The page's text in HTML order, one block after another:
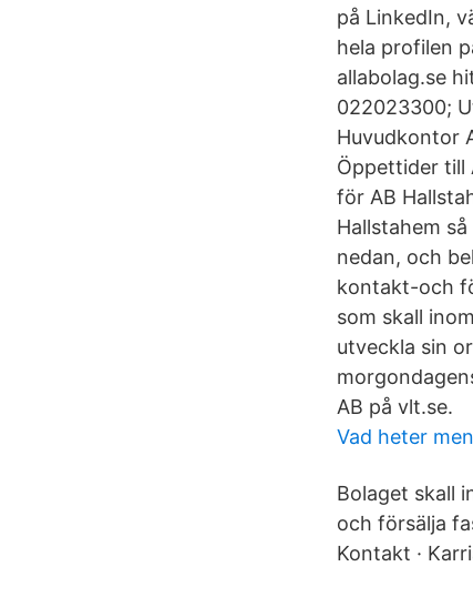
på LinkedIn,
hela profilen
allabolag.se
022023300;
Huvudkontor
Öppettider till
för AB
Hallstahem
nedan, och
kontakt-och
som skall
utveckla sin
AB på vlt.se.
Vad heter
Bolaget skall
och försälja
Kontakt ·